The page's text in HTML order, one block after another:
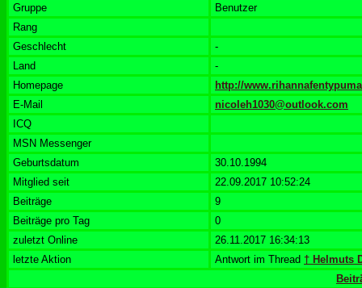
Gruppe
Benutzer
Rang
Geschlecht
-
Land
-
Homepage
http://
E-Mail
nicoleh1030@outlook.com
ICQ
MSN Messenger
Geburtsdatum
30.10.1994
Mitglied seit
22.09.2017 10:52:24
Beiträge
9
Beiträge pro Tag
0
zuletzt Online
26.11.2017 16:34:13
letzte Aktion
Antwort im Thread † Helmuts